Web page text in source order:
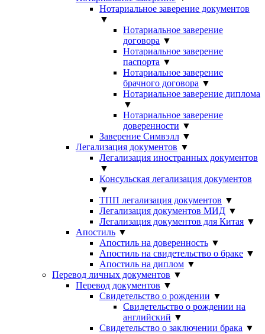
Нотариальное заверение документов
▼
Нотариальное заверение
договора ▼
Нотариальное заверение
паспорта ▼
Нотариальное заверение
брачного договора ▼
Нотариальное заверение диплома
▼
Нотариальное заверение
доверенности ▼
Заверение Симвэлл ▼
Легализация документов ▼
Легализация иностранных документов
▼
Консульская легализация документов
▼
ТПП легализация документов ▼
Легализация документов МИД ▼
Легализация документов для Китая ▼
Апостиль ▼
Апостиль на доверенность ▼
Апостиль на свидетельство о браке ▼
Апостиль на диплом ▼
Перевод личных документов ▼
Перевод документов ▼
Свидетельство о рождении ▼
Свидетельство о рождении на
английский ▼
Свидетельство о заключении брака ▼